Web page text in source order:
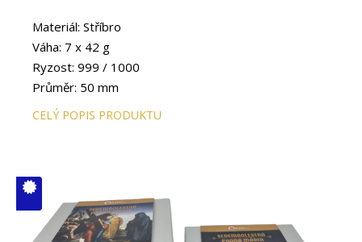
Materiál: Stříbro
Váha: 7 x 42 g
Ryzost: 999 / 1000
Průměr: 50 mm
Provedení: Standard/Patina
CELÝ POPIS PRODUKTU
V ČM zcela
vyprodáno